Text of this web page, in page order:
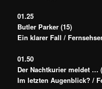
01.25
Butler Parker (15)
Ein klarer Fall /
01.50
Der Nachtkurier meldet …
Im letzten Augenblick? /